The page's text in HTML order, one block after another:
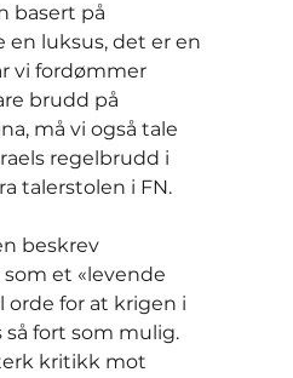
basert på
luksus, det er en
vi fordømmer
brudd på
må vi også tale
regelbrudd i
talerstolen i FN.
beskrev
som et «levende
orde for at krigen i
så fort som mulig.
kritikk mot